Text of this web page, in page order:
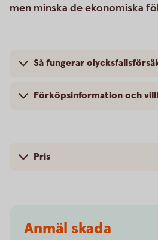
men minska de ekonomiska
Så fungerar
Förköpsinformation och
Pris
Anmäl skada